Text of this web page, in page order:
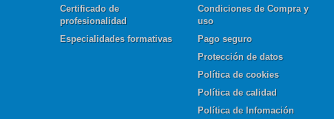
Certificado de
profesionalidad
Especialidades formativas
Condiciones de Compra y
uso
Pago seguro
Protección de datos
Política de cookies
Política de calidad
Política de Infomación